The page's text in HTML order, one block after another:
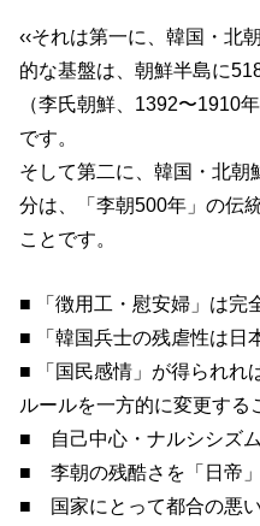
‹‹それは第一に、韓国・北
的な基盤は、朝鮮半島に
（李氏朝鮮、1392〜1910
です。
そして第二に、韓国・北朝
分は、「李朝500年」の伝
ことです。
■ 「徴用工・慰安婦」は完
■ 「韓国兵士の残虐性は日
■ 「国民感情」が得られれ
ルールを一方的に変更する
■ 自己中心・ナルシシズ
■ 李朝の残酷さを「日帝
■ 国家にとって都合の悪